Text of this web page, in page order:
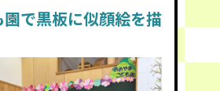
で黒板に似顔絵を描